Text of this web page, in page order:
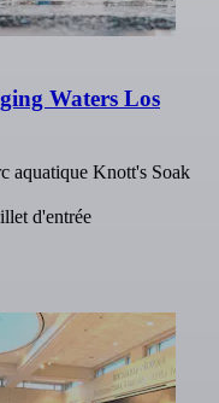
Waters Los
aquatique Knott's Soak
d'entrée